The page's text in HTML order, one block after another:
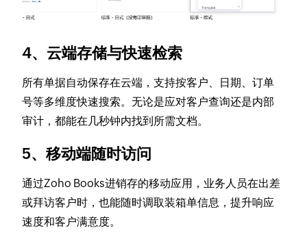
4、云端存储与快速检索
所有单据自动保存在云端，支持按客户、日期、订单
号等多维度快速搜索。无论是应对客户查询还是内部
审计，都能在几秒钟内找到所需文档。
5、移动端随时访问
通过Zoho Books进销存的移动应用，业务人员在出差
或拜访客户时，也能随时调取装箱单信息，提升响应
速度和客户满意度。